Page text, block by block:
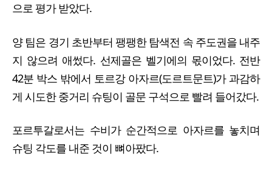
으로 평가 받았다.
양 팀은 경기 초반부터 팽팽한 탐색전 속 주도권을 내주
지 않으려 애썼다. 선제골은 벨기에의 몫이었다. 전반
42분 박스 밖에서 토르강 아자르(도르트문트)가 과감하
게 시도한 중거리 슈팅이 골문 구석으로 빨려 들어갔다.
포르투갈로서는 수비가 순간적으로 아자르를 놓치며
슈팅 각도를 내준 것이 뼈아팠다.